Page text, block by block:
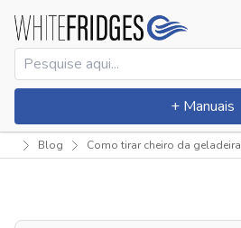
+ Manuais
Blog Como tirar cheiro da geladeira